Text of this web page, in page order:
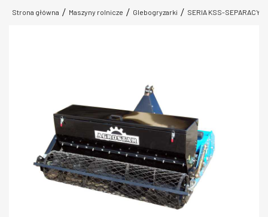
Strona główna Maszyny rolnicze Glebogryzarki SERIA KSS-